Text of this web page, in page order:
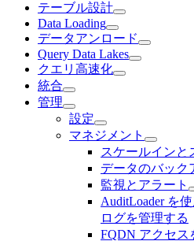
テーブル設計
Data Loading
データアンロード
Query Data Lakes
クエリ高速化
統合
管理
設定
マネジメント
スケールインと
データのバック
監視とアラート
AuditLoader を
ログを管理する
FQDN アクセス